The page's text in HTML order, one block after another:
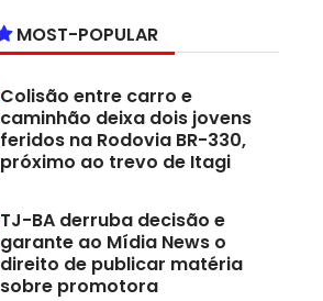
MOST-POPULAR
Colisão entre carro e
caminhão deixa dois jovens
feridos na Rodovia BR-330,
próximo ao trevo de Itagi
TJ-BA derruba decisão e
garante ao Mídia News o
direito de publicar matéria
sobre promotora